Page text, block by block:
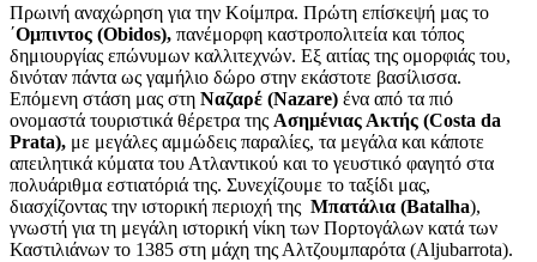
Πρωινή αναχώρηση για την Κοίμπρα. Πρώτη επίσκεψή μας το
΄Ομπιντος (Obidos), πανέμορφη καστροπολιτεία και τόπος
δημιουργίας επώνυμων καλλιτεχνών. Εξ αιτίας της ομορφιάς του,
δινόταν πάντα ως γαμήλιο δώρο στην εκάστοτε βασίλισσα.
Επόμενη στάση μας στη Ναζαρέ (Nazare) ένα από τα πιό
ονομαστά τουριστικά θέρετρα της Ασημένιας Ακτής (Costa da
Prata), με μεγάλες αμμώδεις παραλίες, τα μεγάλα και κάποτε
απειλητικά κύματα του Ατλαντικού και το γευστικό φαγητό στα
πολυάριθμα εστιατόριά της. Συνεχίζουμε το ταξίδι μας,
διασχίζοντας την ιστορική περιοχή της Μπατάλια (Batalha),
γνωστή για τη μεγάλη ιστορική νίκη των Πορτογάλων κατά των
Καστιλιάνων το 1385 στη μάχη της Αλτζουμπαρότα (Aljubarrota).